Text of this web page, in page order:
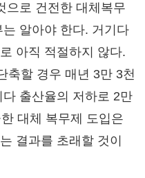
으로 건전한 대체복무
알아야 한다. 거기다
아직 적절하지 않다.
축할 경우 매년 3만 3천
출산율의 저하로 2만
대체 복무제 도입은
결과를 초래할 것이